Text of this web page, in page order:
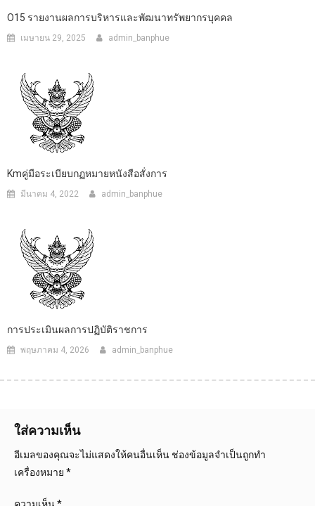
O15 รายงานผลการบริหารและพัฒนาทรัพยากรบุคคล
เมษายน 29, 2025 admin_banphue
Kmคู่มือระเบียบกฏหมายหนังสือสั่งการ
มีนาคม 4, 2022 admin_banphue
การประเมินผลการปฏิบัติราชการ
พฤษภาคม 4, 2026 admin_banphue
ใส่ความเห็น
อีเมลของคุณจะไม่แสดงให้คนอื่นเห็น ช่องข้อมูลจำเป็นถูกทำ
เครื่องหมาย *